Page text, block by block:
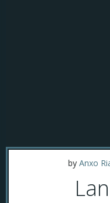
by Anxo